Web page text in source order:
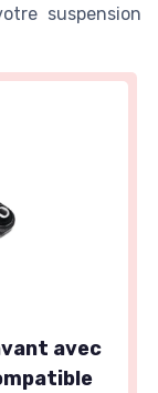
suspension
avec